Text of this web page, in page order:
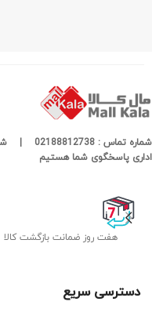
اداری پاسخگوی شما هستیم
هفت روز ضمانت بازگشت کالا
دسترسی سریع